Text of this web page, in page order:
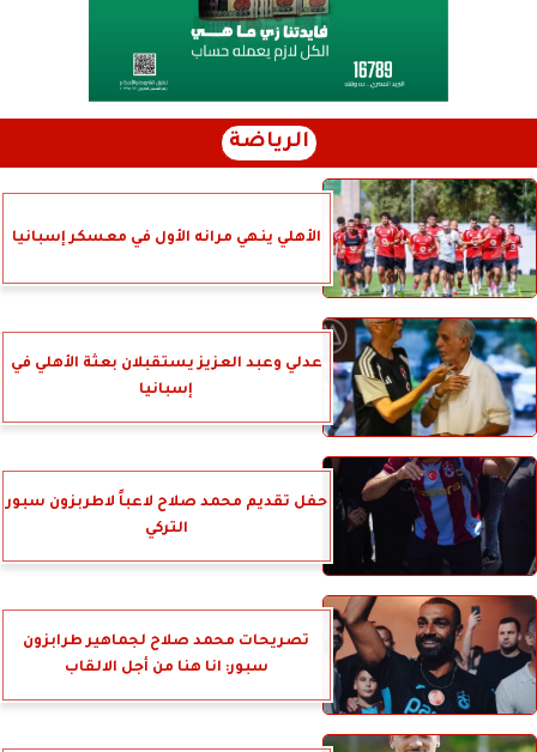
الرياضة
الأهلي ينهي مرانه الأول في معسكر إسبانيا
عدلي وعبد العزيز يستقبلان بعثة الأهلي في
إسبانيا
حفل تقديم محمد صلاح لاعباً لاطربزون سبور
التركي
تصريحات محمد صلاح لجماهير طرابزون
سبور: انا هنا من أجل الالقاب